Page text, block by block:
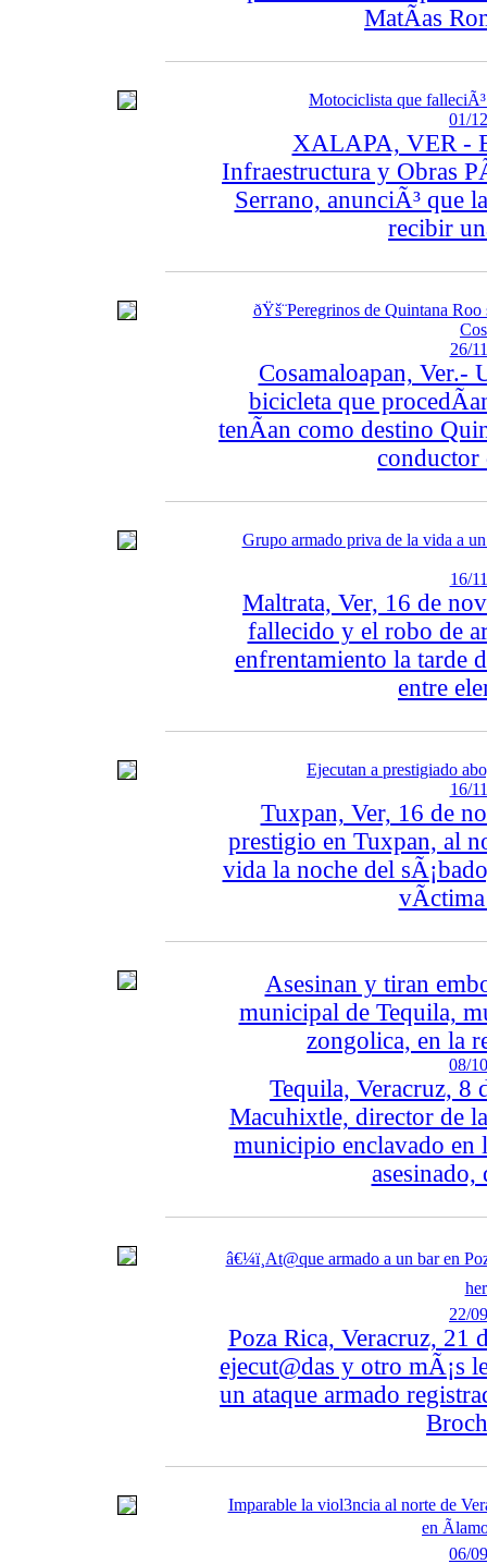
MatÃ­as
Motociclista que
01/
XALAPA, VER -
Infraestructura y Obras
Serrano, anunciÃ³ que
recibir
ðŸš¨Peregrinos de Quintana
26/
Cosamaloapan, Ver.-
bicicleta que
tenÃ­an como destino
conductor
Grupo armado priva de la vida a
16/
Maltrata, Ver, 16 de
fallecido y el robo de
enfrentamiento la tarde
entre
Ejecutan a prestigiado
16/
Tuxpan, Ver, 16 de
prestigio en Tuxpan, al
vida la noche del
Asesinan y tiran
municipal de Tequila,
zongolica, en la
08/
Tequila, Veracruz, 8
Macuhixtle, director de
municipio enclavado en
asesinado,
â€¼ï¸At@que armado a un bar en
22/
Poza Rica, Veracruz, 21
ejecut@das y otro mÃ¡s
un ataque armado
Imparable la viol3ncia al norte de
en
06/